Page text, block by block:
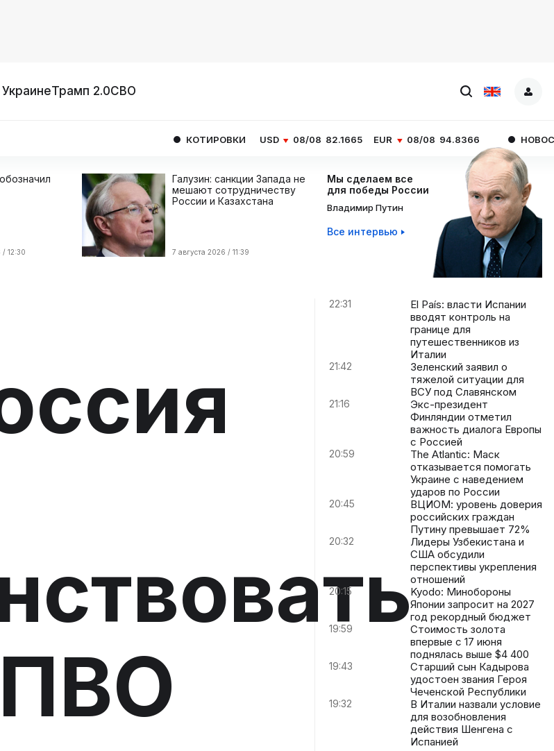
Трамп 2.0СВО
КОТИРОВКИ USD 08/08 82.1665 EUR 08/08 94.8366 НОВОСТИ ЧАСА El
/ 12:30
Галузин: санкции Запада не
мешают сотрудничеству
России и Казахстана
7 августа 2026 / 11:39
Мы сделаем все
для победы России
Владимир Путин
Все интервью
22:31
El País: власти Испании
вводят контроль на
границе для
путешественников из
Италии
21:42
Зеленский заявил о
тяжелой ситуации для
ВСУ под Славянском
21:16
Экс-президент
Финляндии отметил
важность диалога Европы
с Россией
20:59
The Atlantic: Маск
отказывается помогать
Украине с наведением
ударов по России
20:45
ВЦИОМ: уровень доверия
российских граждан
Путину превышает 72%
20:32
Лидеры Узбекистана и
США обсудили
перспективы укрепления
отношений
20:15
Kyodo: Минобороны
Японии запросит на 2027
год рекордный бюджет
19:59
Стоимость золота
впервые с 17 июня
поднялась выше $4 400
19:43
Старший сын Кадырова
удостоен звания Героя
Чеченской Республики
19:32
В Италии назвали условие
для возобновления
действия Шенгена с
Испанией